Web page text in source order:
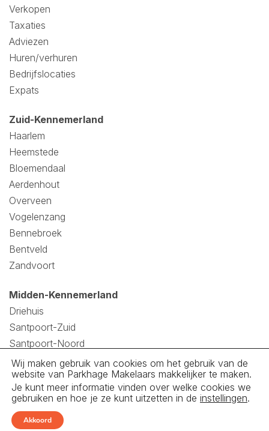
Verkopen
Taxaties
Adviezen
Huren/verhuren
Bedrijfslocaties
Expats
Zuid-Kennemerland
Haarlem
Heemstede
Bloemendaal
Aerdenhout
Overveen
Vogelenzang
Bennebroek
Bentveld
Zandvoort
Midden-Kennemerland
Driehuis
Santpoort-Zuid
Santpoort-Noord
Velsen
Velserbroek
Spaarndam
IJmuiden
Wij maken gebruik van cookies om het gebruik van de
website van Parkhage Makelaars makkelijker te maken.
Je kunt meer informatie vinden over welke cookies we
gebruiken en hoe je ze kunt uitzetten in de instellingen.
Akkoord